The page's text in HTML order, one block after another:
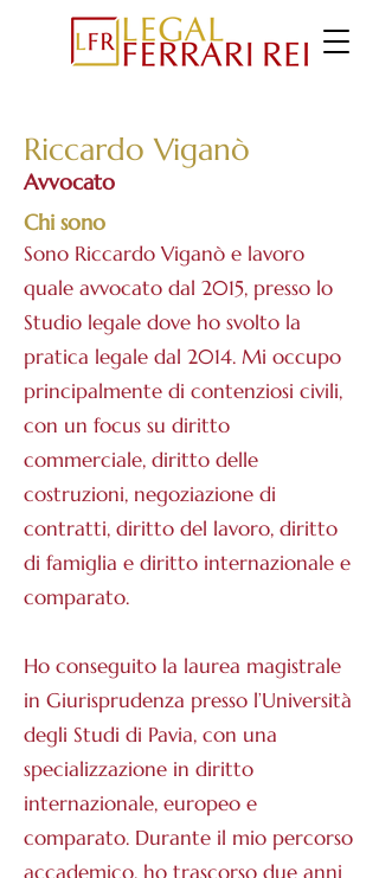
Riccardo Viganò
Avvocato
Chi sono
Sono Riccardo Viganò e lavoro
quale avvocato dal 2015, presso lo
Studio legale dove ho svolto la
pratica legale dal 2014. Mi occupo
principalmente di contenziosi civili,
con un focus su diritto
commerciale, diritto delle
costruzioni, negoziazione di
contratti, diritto del lavoro, diritto
di famiglia e diritto internazionale e
comparato.
Ho conseguito la laurea magistrale
in Giurisprudenza presso l’Università
degli Studi di Pavia, con una
specializzazione in diritto
internazionale, europeo e
comparato. Durante il mio percorso
accademico, ho trascorso due anni